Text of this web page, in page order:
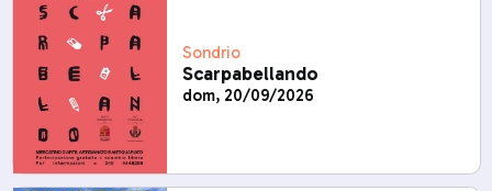
Sondrio
Scarpabellando
dom, 20/09/2026